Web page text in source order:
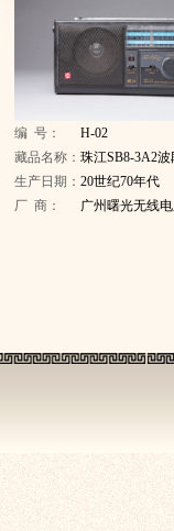
编 号：
H-02
藏品名称：珠江SB8-3A2
生产日期：20世纪70年代
厂 商：
广州曙光无线